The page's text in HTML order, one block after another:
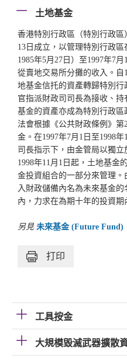
土地基金
香港特別行政區（特別行政區
13日成立，以管理特別行政
1985年5月27日）至1997年7
從賣地交易所分攤的收入。自
地基金信托的資產轉歸特別
官指派財政司司長為接收、
基金的資產亦成為特別行政
法會根據《公共財政條例》
金。在1997年7月1日至1998
司長指示下，由金管局以獨立
1998年11月1日起，土地基金
金投資組合的一部分來管理。
入財政儲備內名為未來基金
內，力求在為期十年的投資期
另見 未來基金 (Future Fund)
打印
工具按金
大規模毀滅武器擴散